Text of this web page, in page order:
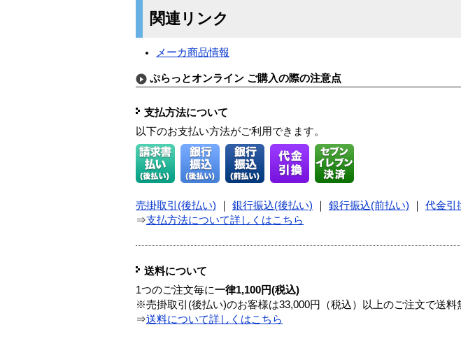
関連リンク
メーカ商品情報
ぷらっとオンライン ご購入の際の注意点
支払方法について
以下のお支払い方法がご利用できます。
売掛取引(後払い) 銀行振込(後払い) 銀行振込(前払い) 代金引
⇒支払方法について詳しくはこちら
送料について
1つのご注文毎に一律1,100円(税込)
※売掛取引(後払い)のお客様は33,000円（税込）以上のご注文で送料
⇒送料について詳しくはこちら